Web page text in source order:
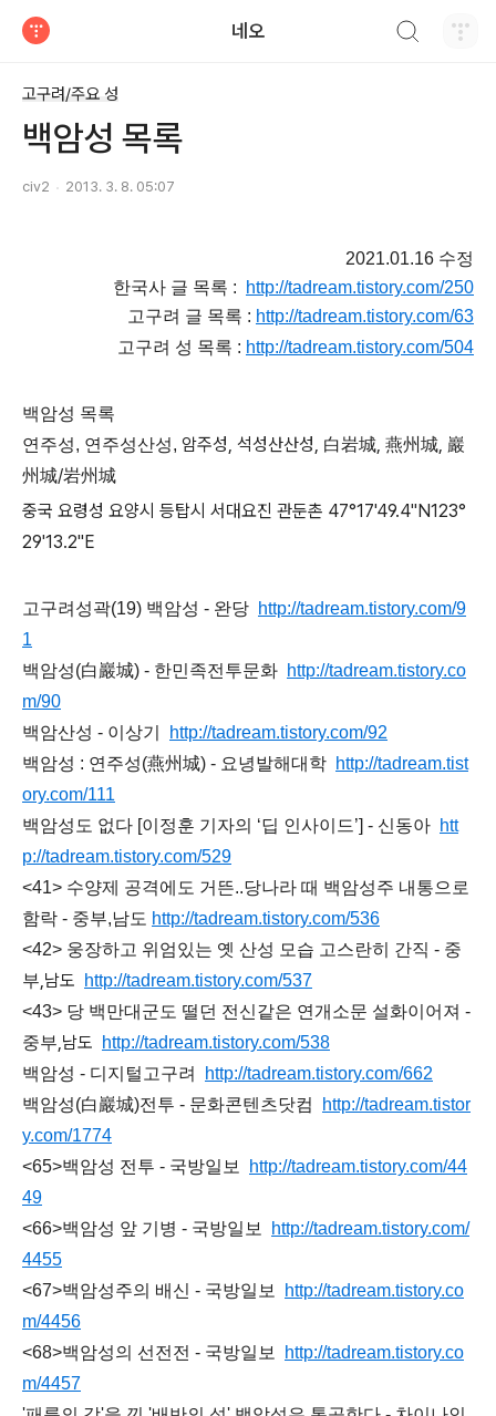
네오
고구려/주요 성
백암성 목록
civ2 2013. 3. 8. 05:07
2021.01.16 수정
한국사 글 목록 :
http://tadream.tistory.com/250
고구려 글 목록 : http://tadream.tistory.com/63
고구려 성 목록 : http://tadream.tistory.com/504
백암성 목록
연주성, 연주성산성, 암주성, 석성산산성, 白岩城, 燕州城, 巖
州城/岩州城
중국 요령성 요양시 등탑시 서대요진 관둔촌 47°17'49.4"N123°
29'13.2"E
고구려성곽(19) 백암성 - 완당 http://tadream.tistory.com/9
1
백암성(白巖城) - 한민족전투문화 http://tadream.tistory.co
m/90
백암산성 - 이상기
http://tadream.tistory.com/92
백암성 : 연주성(燕州城) - 요녕발해대학 http://tadream.tist
ory.com/111
백암성도 없다 [이정훈 기자의 ‘딥 인사이드’] - 신동아 htt
p://tadream.tistory.com/529
<41> 수양제 공격에도 거뜬..당나라 때 백암성주 내통으로
함락 - 중부,남도 http://tadream.tistory.com/536
<42> 웅장하고 위엄있는 옛 산성 모습 고스란히 간직 - 중
부,남도
http://tadream.tistory.com/537
<43> 당 백만대군도 떨던 전신같은 연개소문 설화이어져 -
중부,남도
http://tadream.tistory.com/538
백암성 - 디지털고구려
http://tadream.tistory.com/662
백암성(白巖城)전투 - 문화콘텐츠닷컴
http://tadream.tistor
y.com/1774
<65>백암성 전투 - 국방일보
http://tadream.tistory.com/44
49
<66>백암성 앞 기병 - 국방일보
http://tadream.tistory.com/
4455
<67>백암성주의 배신 - 국방일보
http://tadream.tistory.co
m/4456
<68>백암성의 선전전 - 국방일보
http://tadream.tistory.co
m/4457